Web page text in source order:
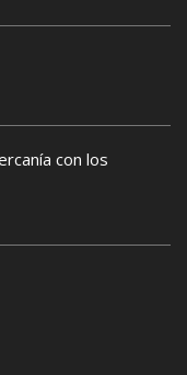
con los